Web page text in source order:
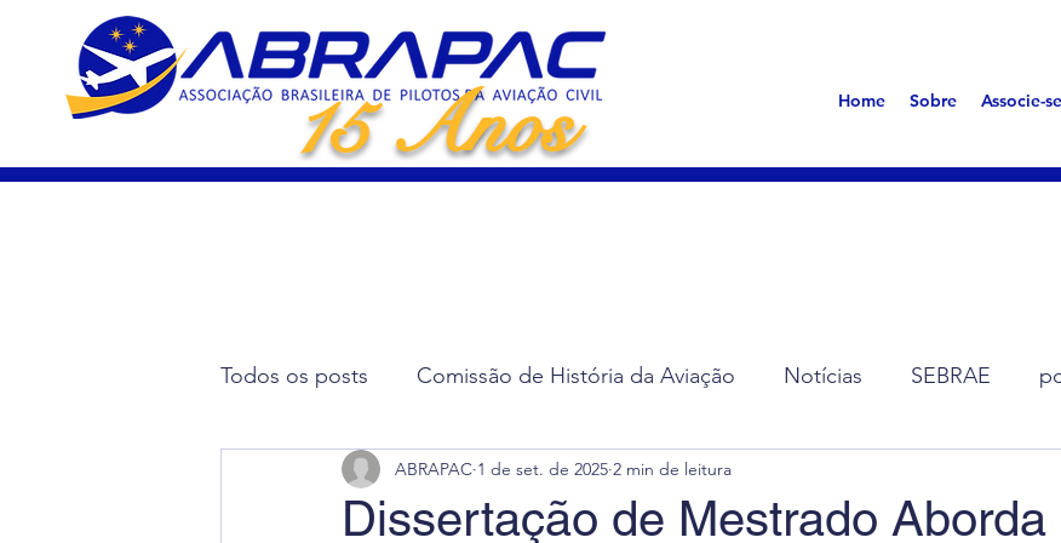
15 Anos Home Sobre Associe-se
Todos os posts Comissão de História da Aviação Notícias SEBRAE
Artigos Científicos Eleição de Diretoria
Dissertação de Mestrado Aborda
ABRAPAC 1 de set. de 2025 2 min de leitura